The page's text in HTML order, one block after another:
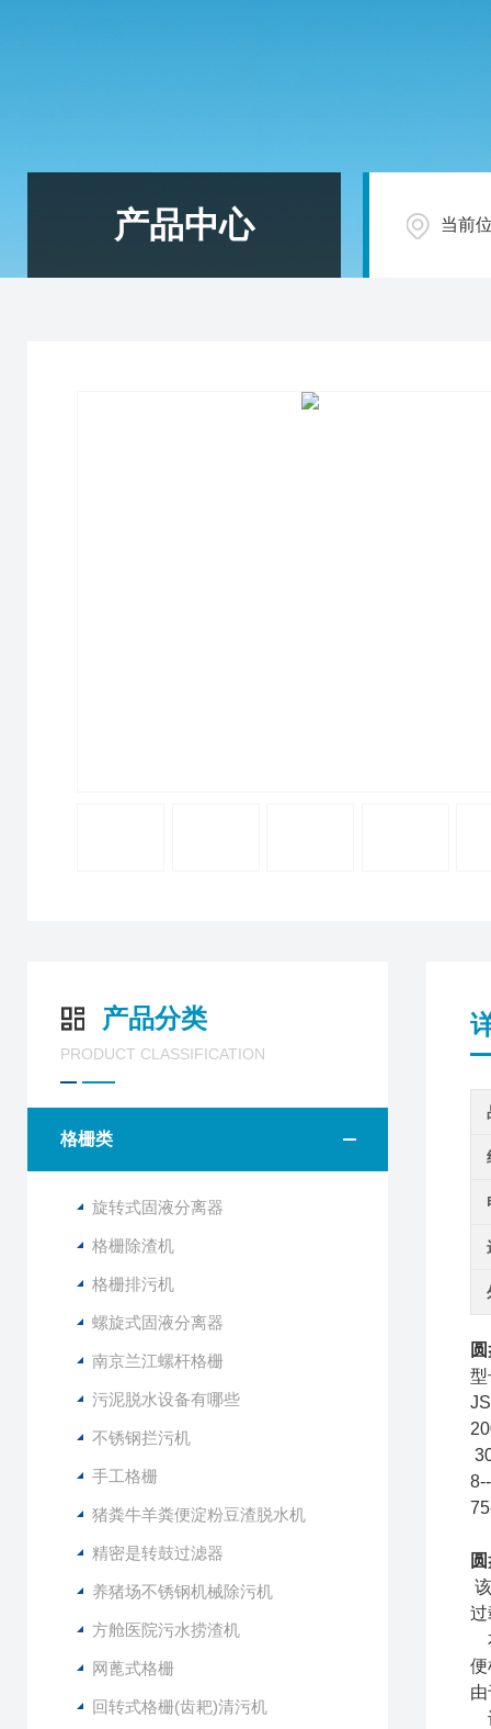
产品中心 当前
产品分类
PRODUCT CLASSIFICATION
格栅类
旋转式固液分离器
格栅除渣机
格栅排污机
螺旋式固液分离器
南京兰江螺杆格栅
污泥脱水设备有哪些
不锈钢拦污机
手工格栅
猪粪牛羊粪便淀粉豆渣脱水机
精密是转鼓过滤器
养猪场不锈钢机械除污机
方舱医院污水捞渣机
网蓖式格栅
回转式格栅(齿耙)清污机
过
便